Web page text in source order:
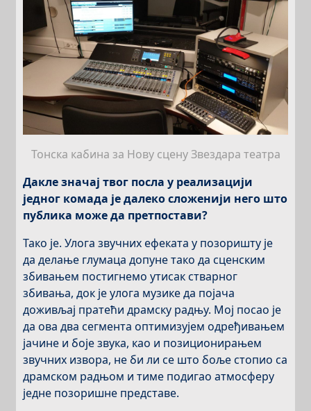
Тонска кабина за Нову сцену Звездара театра
Дакле значај твог посла у реализацији
једног комада је далеко сложенији него што
публика може да претпостави?
Тако је. Улога звучних ефеката у позоришту је
да делање глумаца допуне тако да сценским
збивањем постигнемо утисак стварног
збивања, док је улога музике да појача
доживљај пратећи драмску радњу. Мој посао је
да ова два сегмента оптимизујем одређивањем
јачине и боје звука, као и позиционирањем
звучних извора, не би ли се што боље стопио са
драмском радњом и тиме подигао атмосферу
једне позоришне представе.